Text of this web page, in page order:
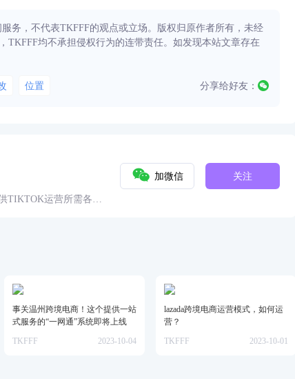
务，不代表TKFFF的观点或立场。版权归原作者所有，未经
TKFFF均不承担侵权行为的连带责任。如发现本站文章存在
位置 分享给好友：
TIKTOK运营所需各种
加微信 关注
事关温州跨境电商！这个提供一站
式服务的“一网通”系统即将上线
TKFFF
2023-10-04
lazada跨境电商运营模式，如何运
营？
TKFFF
2023-10-01